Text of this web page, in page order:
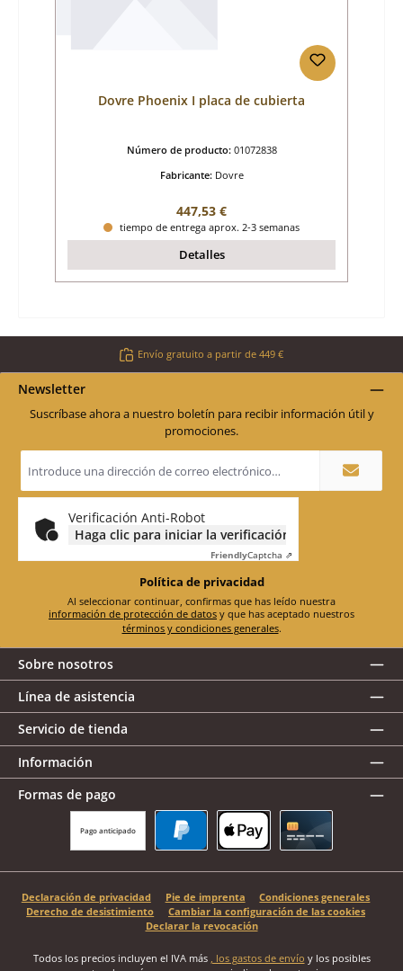
Dovre Phoenix I placa de cubierta
Número de producto: 01072838
Fabricante: Dovre
Precio normal:
447,53 €
tiempo de entrega aprox. 2-3 semanas
Detalles
Envío gratuito a partir de 449 €
Newsletter
Suscríbase ahora a nuestro boletín para recibir información útil y
promociones.
de
correo
electrónico
Verificación Anti-Robot
Haga clic para iniciar la verificación
FriendlyCaptcha ⇗
Política de privacidad
información de protección de datos
términos y condiciones generales.
Sobre nosotros
Línea de asistencia
Servicio de tienda
Información
Formas de pago
Pago anticipado
Declaración de privacidad Pie de imprenta
Condiciones generales
Derecho de desistimiento
Cambiar la configuración de las cookies
Declarar la revocación
Todos los precios incluyen el IVA más , los gastos de envío y los posibles